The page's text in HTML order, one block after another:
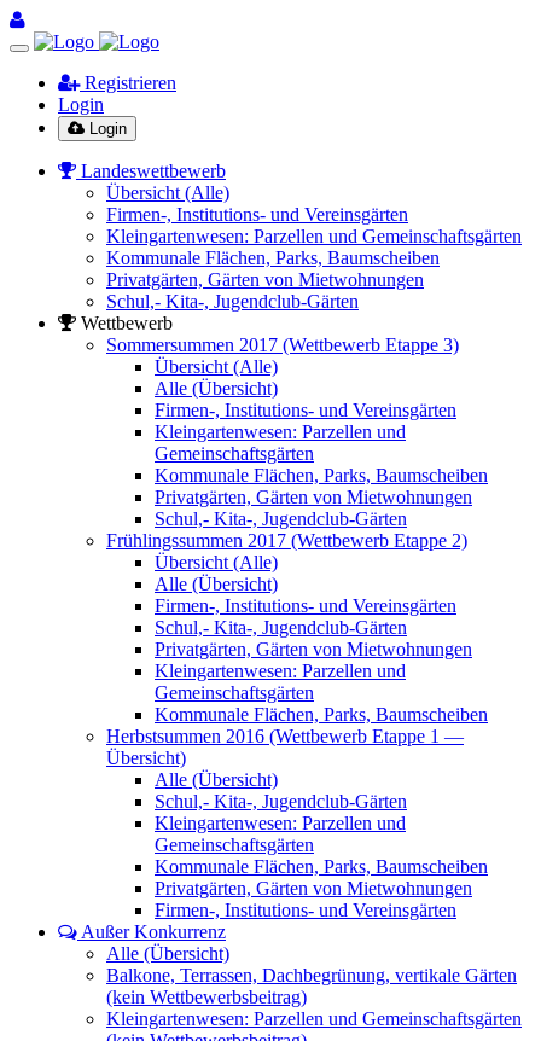
Registrieren
Login
Login
Landeswettbewerb
Übersicht (Alle)
Firmen-, Institutions- und Vereinsgärten
Kleingartenwesen: Parzellen und Gemeinschaftsgärten
Kommunale Flächen, Parks, Baumscheiben
Privatgärten, Gärten von Mietwohnungen
Schul,- Kita-, Jugendclub-Gärten
Wettbewerb
Sommersummen 2017 (Wettbewerb Etappe 3)
Übersicht (Alle)
Alle (Übersicht)
Firmen-, Institutions- und Vereinsgärten
Kleingartenwesen: Parzellen und
Gemeinschaftsgärten
Kommunale Flächen, Parks, Baumscheiben
Privatgärten, Gärten von Mietwohnungen
Schul,- Kita-, Jugendclub-Gärten
Frühlingssummen 2017 (Wettbewerb Etappe 2)
Übersicht (Alle)
Alle (Übersicht)
Firmen-, Institutions- und Vereinsgärten
Schul,- Kita-, Jugendclub-Gärten
Privatgärten, Gärten von Mietwohnungen
Kleingartenwesen: Parzellen und
Gemeinschaftsgärten
Kommunale Flächen, Parks, Baumscheiben
Herbstsummen 2016 (Wettbewerb Etappe 1 —
Übersicht)
Alle (Übersicht)
Schul,- Kita-, Jugendclub-Gärten
Kleingartenwesen: Parzellen und
Gemeinschaftsgärten
Kommunale Flächen, Parks, Baumscheiben
Privatgärten, Gärten von Mietwohnungen
Firmen-, Institutions- und Vereinsgärten
Außer Konkurrenz
Alle (Übersicht)
Balkone, Terrassen, Dachbegrünung, vertikale Gärten
(kein Wettbewerbsbeitrag)
Kleingartenwesen: Parzellen und Gemeinschaftsgärten